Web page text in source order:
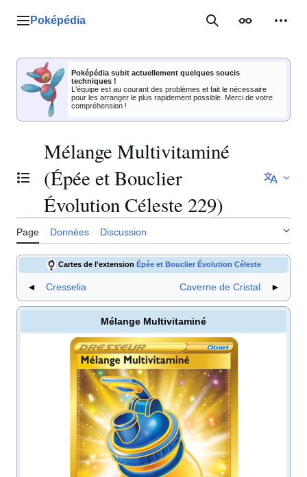
Menu principal
Poképédia RechercherApparence
Poképédia subit actuellement quelques soucis
techniques !
L'équipe est au courant des problèmes et fait le nécessaire
pour les arranger le plus rapidement possible. Merci de votre
compréhension !
Basculer la table des matières
Mélange Multivitaminé
(Épée et Bouclier
Évolution Céleste 229)
Page Données Discussion
Cartes de l'extension Épée et Bouclier Évolution Céleste
◄ Cresselia Caverne de Cristal ►
Mélange Multivitaminé